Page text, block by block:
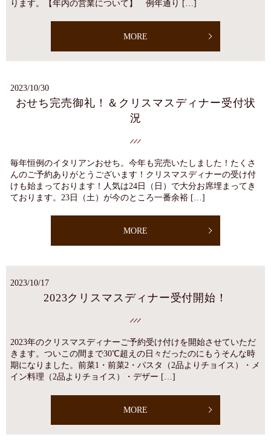
ります。【年内の営業について】 例年通り […]
MORE
2023/10/30
おせち完売御礼！＆クリスマスディナー受付状
況
毎年恒例のイタリアンおせち。今年も完売いたしました！たくさ
んのご予約ありがとうございます！クリスマスディナーの受け付
けも始まっております！人気は24日（日）で大分お席埋まってき
ております。23日（土）が今のところ一番余裕 […]
MORE
2023/10/17
2023クリスマスディナー受付開始！
2023年のクリスマスディナーご予約受け付けを開始させていただ
きます。ついこの間まで30℃超えの日々だったのにもうそんな時
期になりました。前菜1・前菜2・パスタ（2品よりチョイス）・メ
イン料理（2品よりチョイス）・デザー […]
MORE